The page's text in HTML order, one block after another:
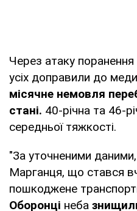
Через атаку
усіх доправили до
місячне немовля
стані. 40-річна та 46-
середньої тяжкості.
"За уточненими
Марганця, що стався
пошкоджене
Оборонці неба